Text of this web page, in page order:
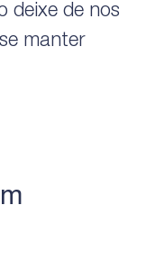
deixe de nos
manter